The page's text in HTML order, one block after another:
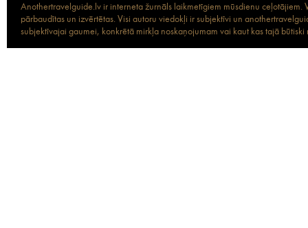
Anothertravelguide.lv ir interneta žurnāls laikmetīgiem mūsdienu
pārbaudītas un izvērtētas. Visi autoru viedokļi ir subjektīvi un
subjektīvajai gaumei, konkrētā mirkļa noskaņojumam vai kaut kas tajā